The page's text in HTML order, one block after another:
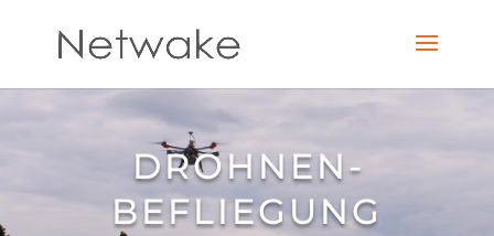
DROHNEN­
BEFLIEGUNG